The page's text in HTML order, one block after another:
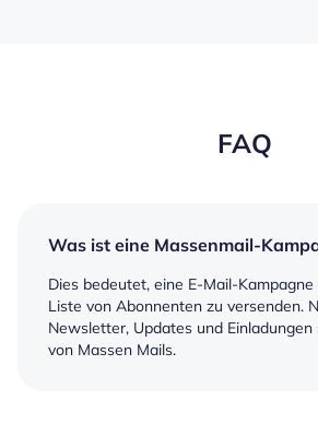
FAQ
Was ist eine Massenmail-
Dies bedeutet, eine E-Mail-
Liste von Abonnenten zu versenden.
Newsletter, Updates und
von Massen Mails.